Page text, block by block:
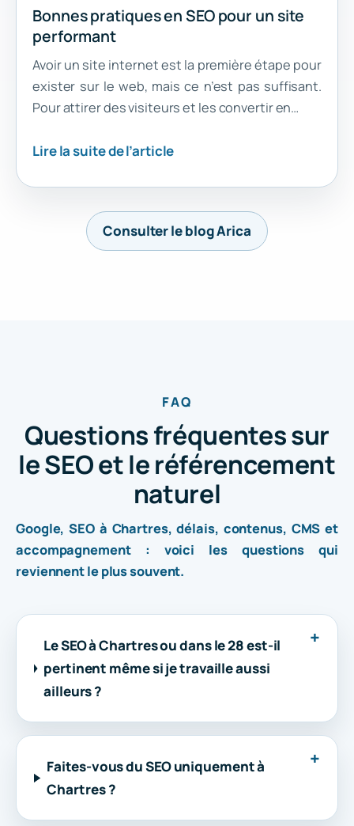
Bonnes pratiques en SEO pour un site
performant
Avoir un site internet est la première étape pour
exister sur le web, mais ce n’est pas suffisant.
Pour attirer des visiteurs et les convertir en…
Lire la suite de l’article
Consulter le blog Arica
FAQ
Questions fréquentes sur
le SEO et le référencement
naturel
Google, SEO à Chartres, délais, contenus, CMS et
accompagnement : voici les questions qui
reviennent le plus souvent.
Le SEO à Chartres ou dans le 28 est-il
pertinent même si je travaille aussi
ailleurs ?
Faites-vous du SEO uniquement à
Chartres ?